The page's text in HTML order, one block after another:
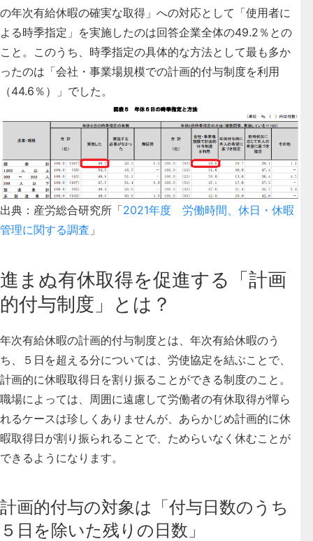
の年次有給休暇の確実な取得」への対応として「使用者に
よる時季指定」を実施したのは回答企業全体の49.2％との
こと。このうち、時季指定の具体的な方法として最も多か
ったのは「会社・事業場規模での計画的付与制度を利用
（44.6％）」でした。
出典：産労総合研究所「2021年度 労働時間、休日・休暇
管理に関する調査 」
進まぬ有休取得を促進する「計画
的付与制度」とは？
年次有給休暇の計画的付与制度とは、 年次有給休暇のう
ち、５日を超える分については、労使協定を結ぶことで、
計画的に休暇取得日を割り振ることができる制度のこと。
職場によっては、周囲に遠慮して労働者の有休取得が憚ら
れるケースは珍しくありませんが、あらかじめ計画的に休
暇取得日が割り振られることで、ためらいなく休むことが
できるようになります。
計画的付与の対象は「付与日数のうち
５日を除いた残りの日数」